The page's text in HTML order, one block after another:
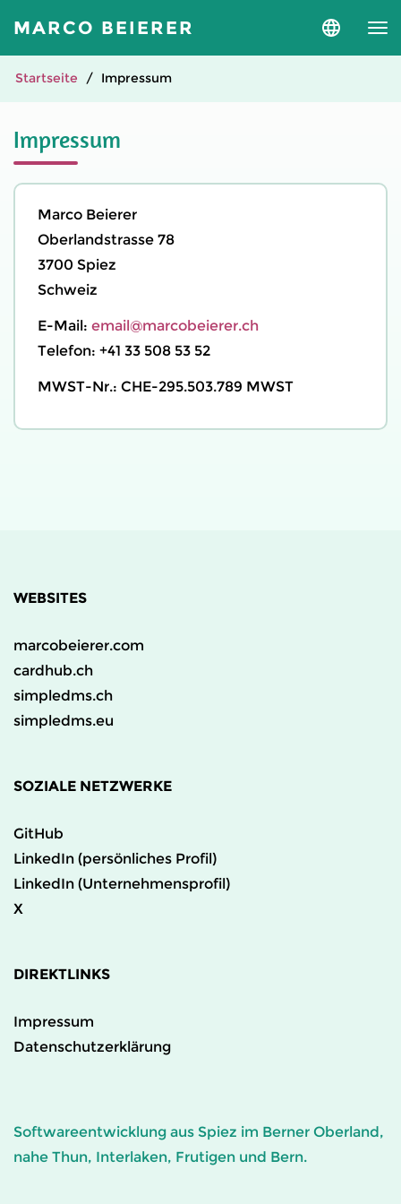
MARCO BEIERER
Sprache
Startseite Impressum
Impressum
Marco Beierer
Oberlandstrasse 78
3700 Spiez
Schweiz
E-Mail: email@marcobeierer.ch
Telefon: +41 33 508 53 52
MWST-Nr.: CHE-295.503.789 MWST
WEBSITES
marcobeierer.com
cardhub.ch
simpledms.ch
simpledms.eu
SOZIALE NETZWERKE
GitHub
LinkedIn (persönliches Profil)
LinkedIn (Unternehmensprofil)
X
DIREKTLINKS
Impressum
Datenschutzerklärung
Softwareentwicklung aus Spiez im Berner Oberland,
nahe Thun, Interlaken, Frutigen und Bern.